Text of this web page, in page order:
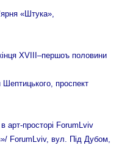
«Штука»,
ХVIII–першоъ половини
Шептицького, проспект
арт-просторі ForumLviv
ForumLviv, вул. Під Дубом,